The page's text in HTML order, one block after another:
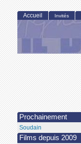
Accueil Invités
Prochainement
Soudain
Films depuis 2009